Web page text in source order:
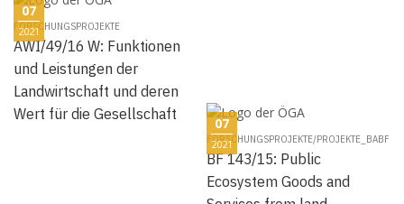
07
2021
FORSCHUNGSPROJEKTE
AWI/49/16 W: Funktionen
und Leistungen der
Landwirtschaft und deren
Wert für die Gesellschaft
07
2021
FORSCHUNGSPROJEKTE/PROJEKTE_BABF
BF 143/15: Public
Ecosystem Goods and